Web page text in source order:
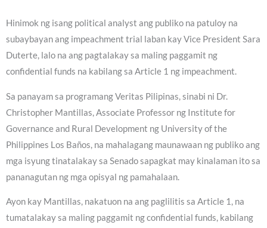
Hinimok ng isang political analyst ang publiko na patuloy na
subaybayan ang impeachment trial laban kay Vice President Sara
Duterte, lalo na ang pagtalakay sa maling paggamit ng
confidential funds na kabilang sa Article 1 ng impeachment.
Sa panayam sa programang Veritas Pilipinas, sinabi ni Dr.
Christopher Mantillas, Associate Professor ng Institute for
Governance and Rural Development ng University of the
Philippines Los Baños, na mahalagang maunawaan ng publiko ang
mga isyung tinatalakay sa Senado sapagkat may kinalaman ito sa
pananagutan ng mga opisyal ng pamahalaan.
Ayon kay Mantillas, nakatuon na ang paglilitis sa Article 1, na
tumatalakay sa maling paggamit ng confidential funds, kabilang